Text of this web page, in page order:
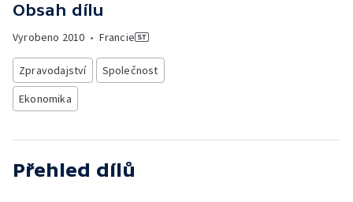
Obsah dílu
Vyrobeno 2010 • Francie
Zpravodajství
Společnost
Ekonomika
Přehled dílů